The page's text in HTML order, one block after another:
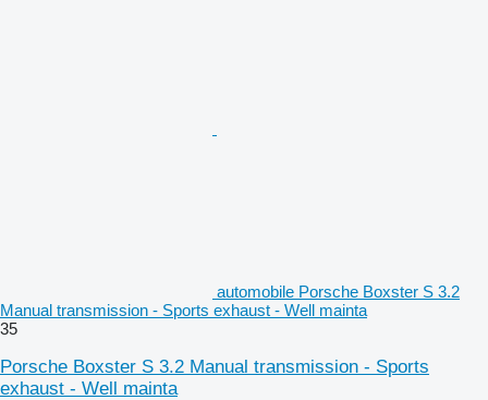
automobile Porsche Boxster S 3.2
Manual transmission - Sports exhaust - Well mainta
35
Porsche Boxster S 3.2 Manual transmission - Sports
exhaust - Well mainta